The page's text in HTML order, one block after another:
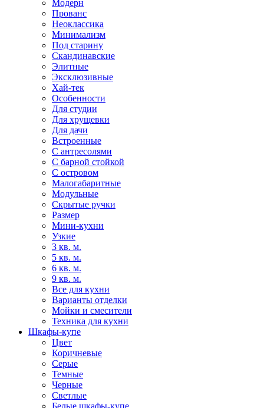
Модерн
Прованс
Неоклассика
Минимализм
Под старину
Скандинавские
Элитные
Эксклюзивные
Хай-тек
Особенности
Для студии
Для хрущевки
Для дачи
Встроенные
С антресолями
С барной стойкой
С островом
Малогабаритные
Модульные
Скрытые ручки
Размер
Мини-кухни
Узкие
3 кв. м.
5 кв. м.
6 кв. м.
9 кв. м.
Все для кухни
Варианты отделки
Мойки и смесители
Техника для кухни
Шкафы-купе
Цвет
Коричневые
Серые
Темные
Черные
Светлые
Белые шкафы-купе